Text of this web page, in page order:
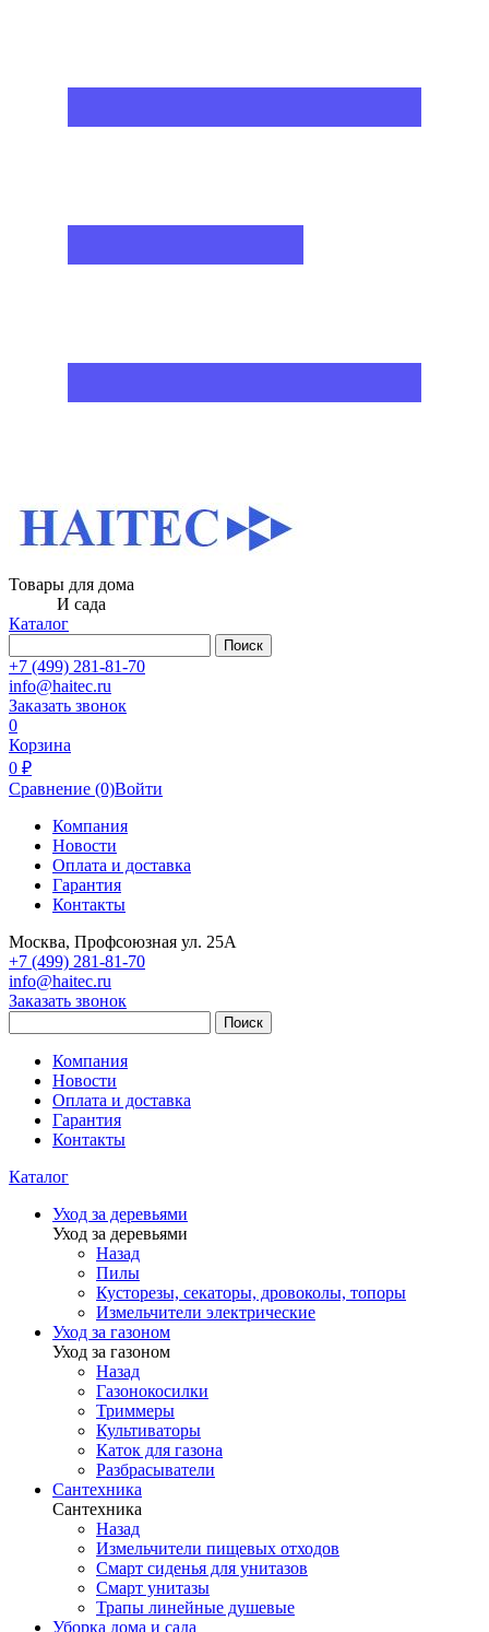
Товары для дома
И сада
Каталог
Поиск
+7 (499) 281-81-70
info@haitec.ru
Заказать звонок
0
Корзина
0 ₽
Сравнение (0)Войти
Компания
Новости
Оплата и доставка
Гарантия
Контакты
Москва, Профсоюзная ул. 25А
+7 (499) 281-81-70
info@haitec.ru
Заказать звонок
Поиск
Компания
Новости
Оплата и доставка
Гарантия
Контакты
Каталог
Уход за деревьями
Уход за деревьями
Назад
Пилы
Кусторезы, секаторы, дровоколы, топоры
Измельчители электрические
Уход за газоном
Уход за газоном
Назад
Газонокосилки
Триммеры
Культиваторы
Каток для газона
Разбрасыватели
Сантехника
Сантехника
Назад
Измельчители пищевых отходов
Смарт сиденья для унитазов
Смарт унитазы
Трапы линейные душевые
Уборка дома и сада